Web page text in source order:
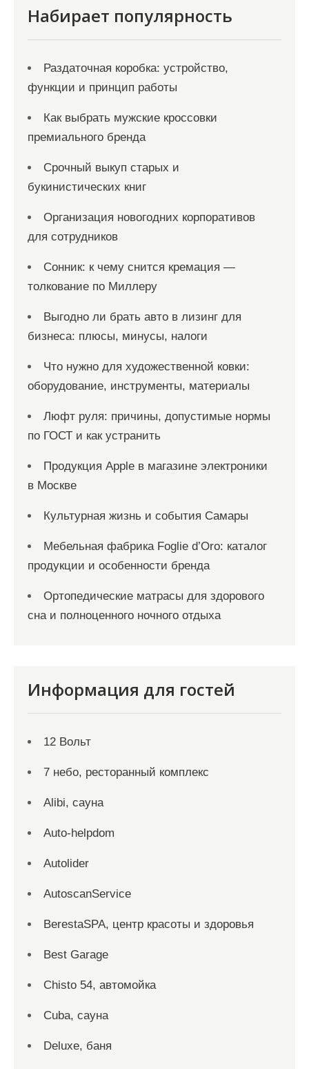
Набирает популярность
Раздаточная коробка: устройство,
функции и принцип работы
Как выбрать мужские кроссовки
премиального бренда
Срочный выкуп старых и
букинистических книг
Организация новогодних корпоративов
для сотрудников
Сонник: к чему снится кремация —
толкование по Миллеру
Выгодно ли брать авто в лизинг для
бизнеса: плюсы, минусы, налоги
Что нужно для художественной ковки:
оборудование, инструменты, материалы
Люфт руля: причины, допустимые нормы
по ГОСТ и как устранить
Продукция Apple в магазине электроники
в Москве
Культурная жизнь и события Самары
Мебельная фабрика Foglie d’Oro: каталог
продукции и особенности бренда
Ортопедические матрасы для здорового
сна и полноценного ночного отдыха
Информация для гостей
12 Вольт
7 небо, ресторанный комплекс
Alibi, сауна
Auto-helpdom
Autolider
AutoscanService
BerestaSPA, центр красоты и здоровья
Best Garage
Chisto 54, автомойка
Cuba, сауна
Deluxe, баня